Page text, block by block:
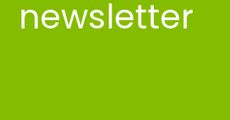
newsletter